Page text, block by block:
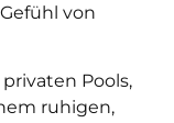
von
Pools,
ruhigen,